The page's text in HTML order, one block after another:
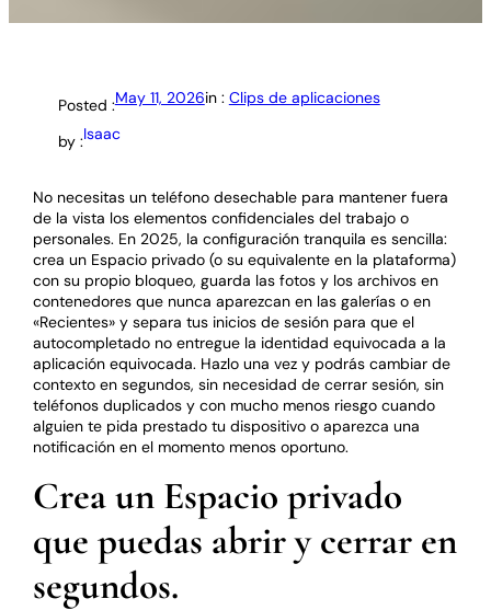
Posted :May 11, 2026in : Clips de aplicaciones
by :Isaac
No necesitas un teléfono desechable para mantener fuera
de la vista los elementos confidenciales del trabajo o
personales. En 2025, la configuración tranquila es sencilla:
crea un Espacio privado (o su equivalente en la plataforma)
con su propio bloqueo, guarda las fotos y los archivos en
contenedores que nunca aparezcan en las galerías o en
«Recientes» y separa tus inicios de sesión para que el
autocompletado no entregue la identidad equivocada a la
aplicación equivocada. Hazlo una vez y podrás cambiar de
contexto en segundos, sin necesidad de cerrar sesión, sin
teléfonos duplicados y con mucho menos riesgo cuando
alguien te pida prestado tu dispositivo o aparezca una
notificación en el momento menos oportuno.
Crea un Espacio privado
que puedas abrir y cerrar en
segundos.